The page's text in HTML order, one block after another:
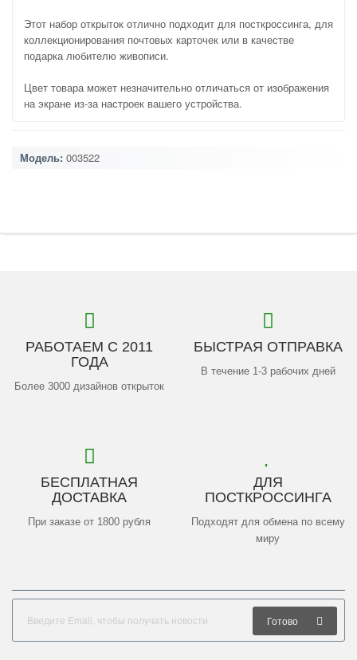
Этот набор открыток отлично подходит для посткроссинга, для
коллекционирования почтовых карточек или в качестве
подарка любителю живописи.
Цвет товара может незначительно отличаться от изображения
на экране из-за настроек вашего устройства.
Модель: 003522
РАБОТАЕМ С 2011
ГОДА
Более 3000 дизайнов открыток
БЫСТРАЯ ОТПРАВКА
В течение 1-3 рабочих дней
БЕСПЛАТНАЯ
ДОСТАВКА
При заказе от 1800 рубля
ДЛЯ
ПОСТКРОССИНГА
Подходят для обмена по всему
миру
Готово